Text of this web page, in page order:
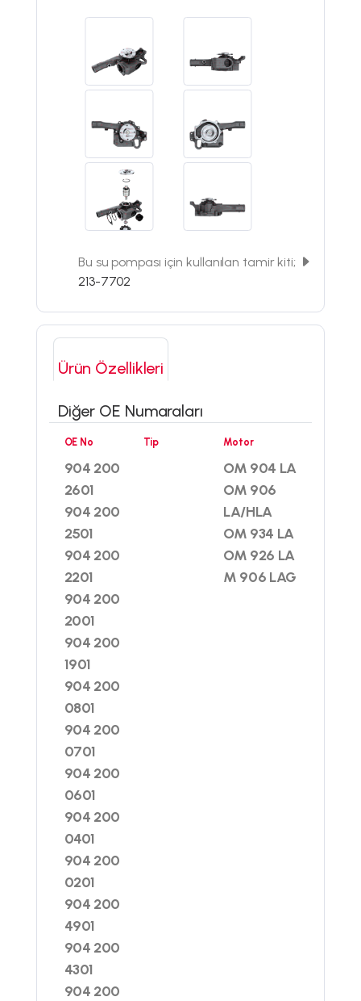
Bu su pompası için kullanılan tamir kiti;
213-7702
Ürün Özellikleri
Diğer OE Numaraları
OE No
904 200
2601
904 200
2501
904 200
2201
904 200
2001
904 200
1901
904 200
0801
904 200
0701
904 200
0601
904 200
0401
904 200
0201
904 200
4901
904 200
4301
904 200
Tip Motor
OM 904 LA
OM 906
LA/HLA
OM 934 LA
OM 926 LA
M 906 LAG